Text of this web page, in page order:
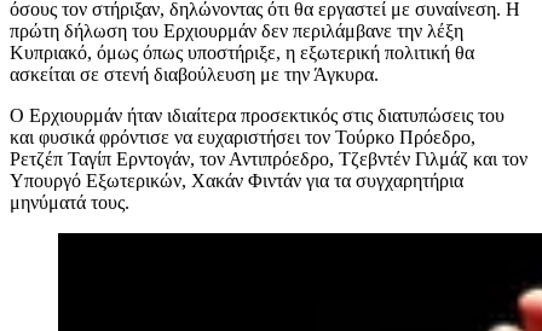
όσους τον στήριξαν, δηλώνοντας ότι θα εργαστεί με συναίνεση. Η
πρώτη δήλωση του Ερχιουρμάν δεν περιλάμβανε την λέξη
Κυπριακό, όμως όπως υποστήριξε, η εξωτερική πολιτική θα
ασκείται σε στενή διαβούλευση με την Άγκυρα.
Ο Ερχιουρμάν ήταν ιδιαίτερα προσεκτικός στις διατυπώσεις του
και φυσικά φρόντισε να ευχαριστήσει τον Τούρκο Πρόεδρο,
Ρετζέπ Ταγίπ Ερντογάν, τον Αντιπρόεδρο, Τζεβντέν Γιλμάζ και τον
Υπουργό Εξωτερικών, Χακάν Φιντάν για τα συγχαρητήρια
μηνύματά τους.